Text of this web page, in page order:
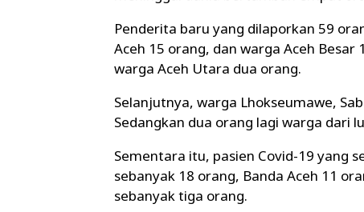
Penderita baru yang dilaporkan 59
Aceh 15 orang, dan warga Aceh
warga Aceh Utara dua orang.
Selanjutnya, warga Lhokseumawe,
Sedangkan dua orang lagi warga dari
Sementara itu, pasien Covid-19 yang
sebanyak 18 orang, Banda Aceh 11
sebanyak tiga orang.